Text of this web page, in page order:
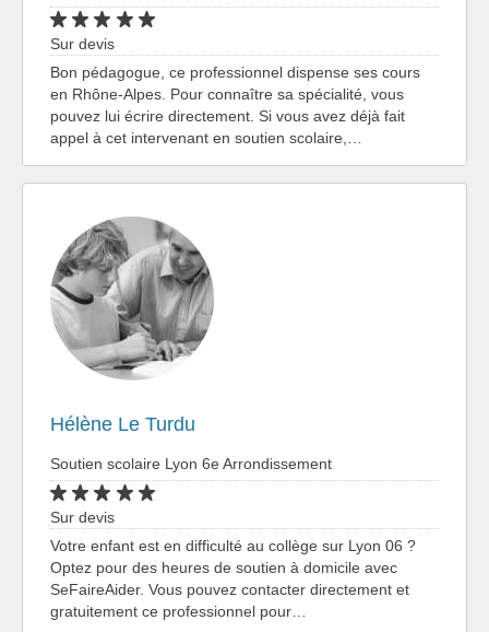
Sur devis
Bon pédagogue, ce professionnel dispense ses cours
en Rhône-Alpes. Pour connaître sa spécialité, vous
pouvez lui écrire directement. Si vous avez déjà fait
appel à cet intervenant en soutien scolaire,…
Hélène Le Turdu
Soutien scolaire Lyon 6e Arrondissement
Sur devis
Votre enfant est en difficulté au collège sur Lyon 06 ?
Optez pour des heures de soutien à domicile avec
SeFaireAider. Vous pouvez contacter directement et
gratuitement ce professionnel pour…